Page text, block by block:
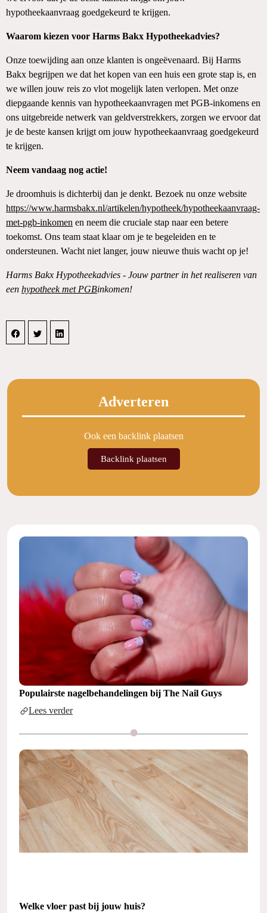
hypotheekaanvraag goedgekeurd te krijgen.
Waarom kiezen voor Harms Bakx Hypotheekadvies?
Onze toewijding aan onze klanten is ongeëvenaard. Bij Harms
Bakx begrijpen we dat het kopen van een huis een grote stap is, en
we willen jouw reis zo vlot mogelijk laten verlopen. Met onze
diepgaande kennis van hypotheekaanvragen met PGB-inkomens en
ons uitgebreide netwerk van geldverstrekkers, zorgen we ervoor dat
je de beste kansen krijgt om jouw hypotheekaanvraag goedgekeurd
te krijgen.
Neem vandaag nog actie!
Je droomhuis is dichterbij dan je denkt. Bezoek nu onze website
https://www.harmsbakx.nl/artikelen/hypotheek/hypotheekaanvraag-
met-pgb-inkomen en neem die cruciale stap naar een betere
toekomst. Ons team staat klaar om je te begeleiden en te
ondersteunen. Wacht niet langer, jouw nieuwe thuis wacht op je!
Harms Bakx Hypotheekadvies - Jouw partner in het realiseren van
een hypotheek met PGBinkomen!
Adverteren
Ook een backlink plaatsen
Backlink plaatsen
Populairste nagelbehandelingen bij The Nail Guys
Lees verder
Welke vloer past bij jouw huis?